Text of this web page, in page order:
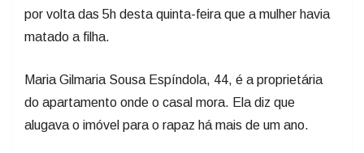
por volta das 5h desta quinta-feira que a mulher havia
matado a filha.
Maria Gilmaria Sousa Espíndola, 44, é a proprietária
do apartamento onde o casal mora. Ela diz que
alugava o imóvel para o rapaz há mais de um ano.